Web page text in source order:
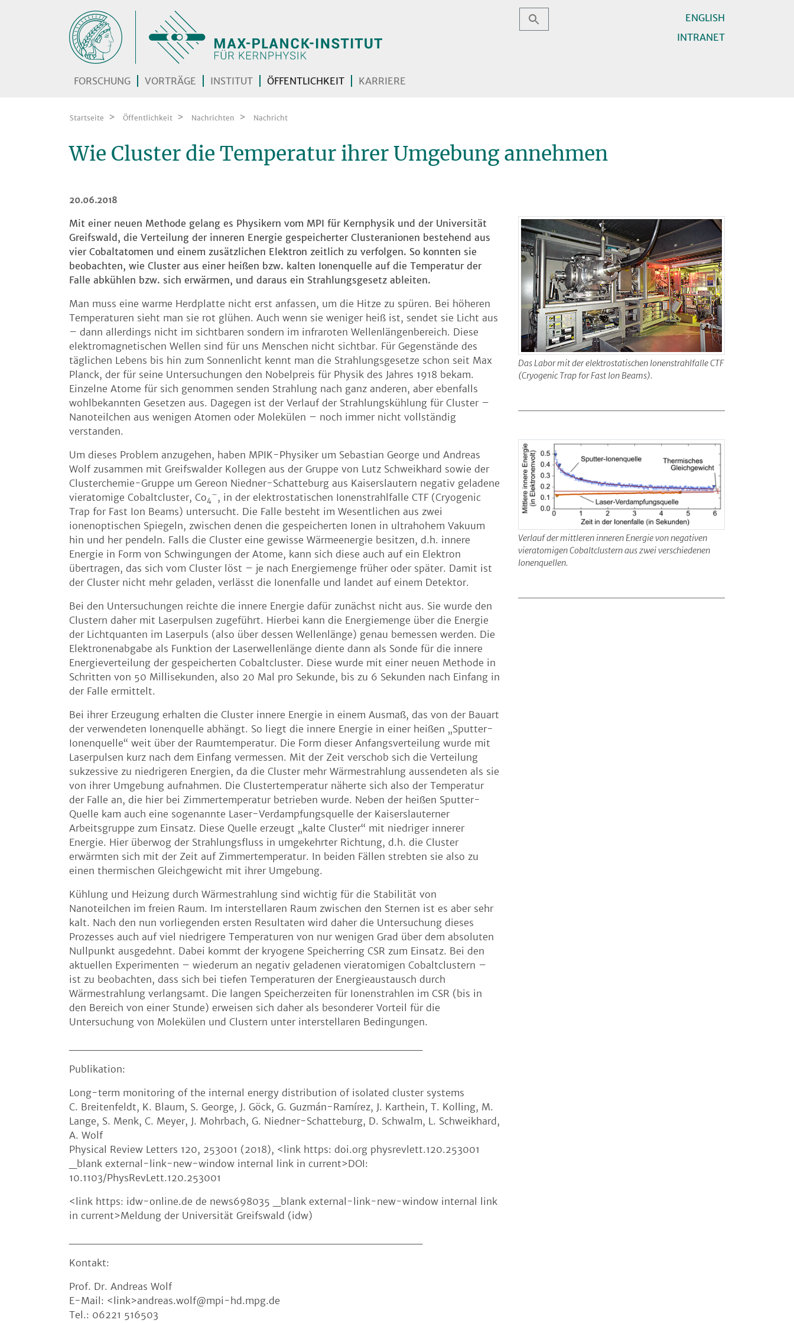
ENGLISH
INTRANET
FORSCHUNG VORTRÄGE INSTITUT ÖFFENTLICHKEIT KARRIERE
Startseite Öffentlichkeit Nachrichten Nachricht
Wie Cluster die Temperatur ihrer Umgebung annehmen
20.06.2018
Mit einer neuen Methode gelang es Physikern vom MPI für Kernphysik und der Universität
Greifswald, die Verteilung der inneren Energie gespeicherter Clusteranionen bestehend aus
vier Cobaltatomen und einem zusätzlichen Elektron zeitlich zu verfolgen. So konnten sie
beobachten, wie Cluster aus einer heißen bzw. kalten Ionenquelle auf die Temperatur der
Falle abkühlen bzw. sich erwärmen, und daraus ein Strahlungsgesetz ableiten.
Man muss eine warme Herdplatte nicht erst anfassen, um die Hitze zu spüren. Bei höheren
Temperaturen sieht man sie rot glühen. Auch wenn sie weniger heiß ist, sendet sie Licht aus
– dann allerdings nicht im sichtbaren sondern im infraroten Wellenlängenbereich. Diese
elektromagnetischen Wellen sind für uns Menschen nicht sichtbar. Für Gegenstände des
täglichen Lebens bis hin zum Sonnenlicht kennt man die Strahlungsgesetze schon seit Max
Planck, der für seine Untersuchungen den Nobelpreis für Physik des Jahres 1918 bekam.
Einzelne Atome für sich genommen senden Strahlung nach ganz anderen, aber ebenfalls
wohlbekannten Gesetzen aus. Dagegen ist der Verlauf der Strahlungskühlung für Cluster –
Nanoteilchen aus wenigen Atomen oder Molekülen – noch immer nicht vollständig
verstanden.
Um dieses Problem anzugehen, haben MPIK-Physiker um Sebastian George und Andreas
Wolf zusammen mit Greifswalder Kollegen aus der Gruppe von Lutz Schweikhard sowie der
Clusterchemie-Gruppe um Gereon Niedner-Schatteburg aus Kaiserslautern negativ geladene
vieratomige Cobaltcluster, Co4
–, in der elektrostatischen Ionenstrahlfalle CTF (Cryogenic
Trap for Fast Ion Beams) untersucht. Die Falle besteht im Wesentlichen aus zwei
ionenoptischen Spiegeln, zwischen denen die gespeicherten Ionen in ultrahohem Vakuum
hin und her pendeln. Falls die Cluster eine gewisse Wärmeenergie besitzen, d.h. innere
Energie in Form von Schwingungen der Atome, kann sich diese auch auf ein Elektron
übertragen, das sich vom Cluster löst – je nach Energiemenge früher oder später. Damit ist
der Cluster nicht mehr geladen, verlässt die Ionenfalle und landet auf einem Detektor.
Bei den Untersuchungen reichte die innere Energie dafür zunächst nicht aus. Sie wurde den
Clustern daher mit Laserpulsen zugeführt. Hierbei kann die Energiemenge über die Energie
der Lichtquanten im Laserpuls (also über dessen Wellenlänge) genau bemessen werden. Die
Elektronenabgabe als Funktion der Laserwellenlänge diente dann als Sonde für die innere
Energieverteilung der gespeicherten Cobaltcluster. Diese wurde mit einer neuen Methode in
Schritten von 50 Millisekunden, also 20 Mal pro Sekunde, bis zu 6 Sekunden nach Einfang in
der Falle ermittelt.
Bei ihrer Erzeugung erhalten die Cluster innere Energie in einem Ausmaß, das von der Bauart
der verwendeten Ionenquelle abhängt. So liegt die innere Energie in einer heißen „Sputter-
Ionenquelle“ weit über der Raumtemperatur. Die Form dieser Anfangsverteilung wurde mit
Laserpulsen kurz nach dem Einfang vermessen. Mit der Zeit verschob sich die Verteilung
sukzessive zu niedrigeren Energien, da die Cluster mehr Wärmestrahlung aussendeten als sie
von ihrer Umgebung aufnahmen. Die Clustertemperatur näherte sich also der Temperatur
der Falle an, die hier bei Zimmertemperatur betrieben wurde. Neben der heißen Sputter-
Quelle kam auch eine sogenannte Laser-Verdampfungsquelle der Kaiserslauterner
Arbeitsgruppe zum Einsatz. Diese Quelle erzeugt „kalte Cluster“ mit niedriger innerer
Energie. Hier überwog der Strahlungsfluss in umgekehrter Richtung, d.h. die Cluster
erwärmten sich mit der Zeit auf Zimmertemperatur. In beiden Fällen strebten sie also zu
einen thermischen Gleichgewicht mit ihrer Umgebung.
Kühlung und Heizung durch Wärmestrahlung sind wichtig für die Stabilität von
Nanoteilchen im freien Raum. Im interstellaren Raum zwischen den Sternen ist es aber sehr
kalt. Nach den nun vorliegenden ersten Resultaten wird daher die Untersuchung dieses
Prozesses auch auf viel niedrigere Temperaturen von nur wenigen Grad über dem absoluten
Nullpunkt ausgedehnt. Dabei kommt der kryogene Speicherring CSR zum Einsatz. Bei den
aktuellen Experimenten – wiederum an negativ geladenen vieratomigen Cobaltclustern –
ist zu beobachten, dass sich bei tiefen Temperaturen der Energieaustausch durch
Wärmestrahlung verlangsamt. Die langen Speicherzeiten für Ionenstrahlen im CSR (bis in
den Bereich von einer Stunde) erweisen sich daher als besonderer Vorteil für die
Untersuchung von Molekülen und Clustern unter interstellaren Bedingungen.
Publikation:
Long-term monitoring of the internal energy distribution of isolated cluster systems
C. Breitenfeldt, K. Blaum, S. George, J. Göck, G. Guzmán-Ramírez, J. Karthein, T. Kolling, M.
Lange, S. Menk, C. Meyer, J. Mohrbach, G. Niedner-Schatteburg, D. Schwalm, L. Schweikhard,
A. Wolf
Physical Review Letters 120, 253001 (2018), <link https: doi.org physrevlett.120.253001
_blank external-link-new-window internal link in current>DOI:
10.1103/PhysRevLett.120.253001
<link https: idw-online.de de news698035 _blank external-link-new-window internal link
in current>Meldung der Universität Greifswald (idw)
Kontakt:
Prof. Dr. Andreas Wolf
E-Mail: <link>andreas.wolf@mpi-hd.mpg.de
Tel.: 06221 516503
Das Labor mit der elektrostatischen Ionenstrahlfalle CTF
(Cryogenic Trap for Fast Ion Beams).
Verlauf der mittleren inneren Energie von negativen
vieratomigen Cobaltclustern aus zwei verschiedenen
Ionenquellen.